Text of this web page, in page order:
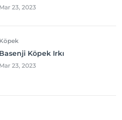
Mar 23, 2023
Köpek
Basenji Köpek Irkı
Mar 23, 2023